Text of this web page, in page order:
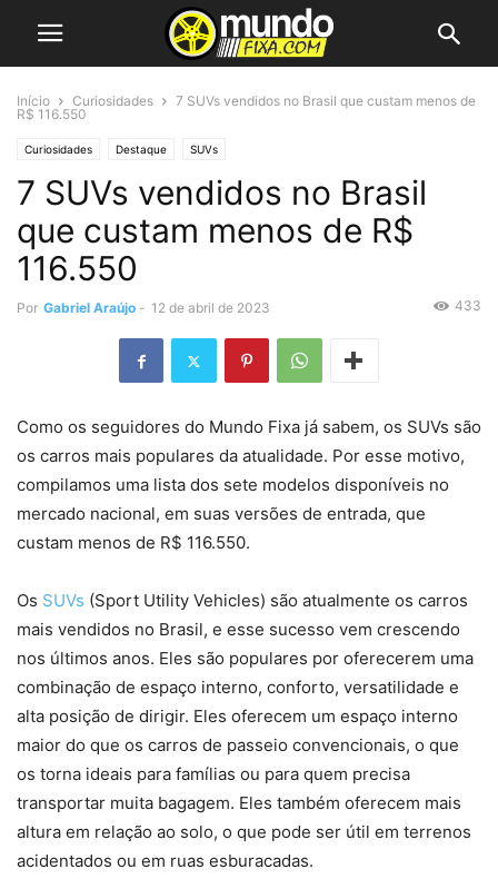
Início Curiosidades
7 SUVs vendidos no Brasil que custam menos de
R$ 116.550
Curiosidades Destaque SUVs
7 SUVs vendidos no Brasil
que custam menos de R$
116.550
Por Gabriel Araújo - 12 de abril de 2023 433
Como os seguidores do Mundo Fixa já sabem, os SUVs são
os carros mais populares da atualidade. Por esse motivo,
compilamos uma lista dos sete modelos disponíveis no
mercado nacional, em suas versões de entrada, que
custam menos de R$ 116.550.
Os SUVs (Sport Utility Vehicles) são atualmente os carros
mais vendidos no Brasil, e esse sucesso vem crescendo
nos últimos anos. Eles são populares por oferecerem uma
combinação de espaço interno, conforto, versatilidade e
alta posição de dirigir. Eles oferecem um espaço interno
maior do que os carros de passeio convencionais, o que
os torna ideais para famílias ou para quem precisa
transportar muita bagagem. Eles também oferecem mais
altura em relação ao solo, o que pode ser útil em terrenos
acidentados ou em ruas esburacadas.